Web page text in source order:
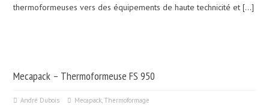
thermoformeuses vers des équipements de haute technicité et […]
Mecapack – Thermoformeuse FS 950
André Dubois Mecapack, Thermoformage